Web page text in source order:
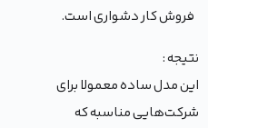
فروش کار دشواری است.
نتیجه :
این مدل ساده معمولا برای
شرکت‌هایی مناسبه که